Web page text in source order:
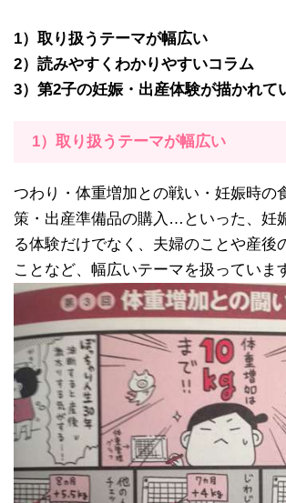
1）取り扱うテーマが幅広い
2）読みやすくわかりやすいコラム
3）第2子の妊娠・出産体験が描かれて
1）取り扱うテーマが幅広い
つわり・体重増加との戦い・妊娠時の
策・出産準備品の購入…といった、妊
る体験だけでなく、夫婦のことや産後
ことなど、幅広いテーマを扱っていま